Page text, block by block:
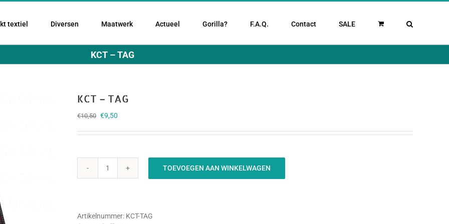
textiel Diversen Maatwerk Actueel Gorilla? F.A.Q. Contact SALE
KCT – TAG
KCT – TAG
€10,50 Oorspronkelijke
was:
€9,50
is:
KCT
TOEVOEGEN AAN WINKELWAGEN
Artikelnummer: KCT-TAG